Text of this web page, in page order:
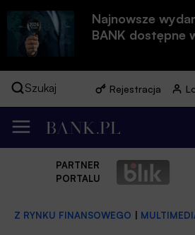
Najnowsze
BANK dostępne
Szukaj Rejestracja
PARTNER
PORTALU
Z RYNKU FINANSOWEGO